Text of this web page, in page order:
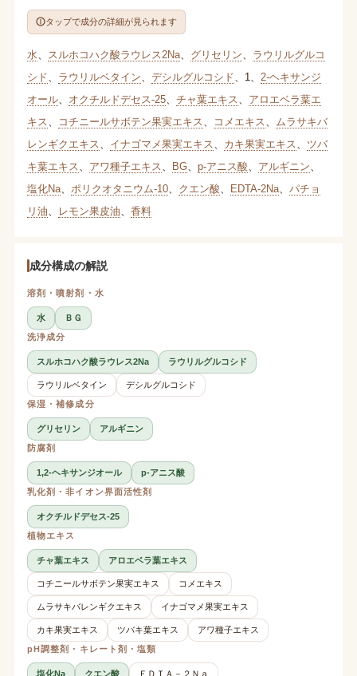
タップで成分の詳細が見られます
水 スルホコハク酸ラウレス2Na、 グリセリン
ラウリルグルコ
シド
ラウリルベタイン デシルグルコシド 1
2-ヘキサンジ
オール、 オクチルドデセス-25、 チャ葉エキス
アロエベラ葉エ
キス
コチニールサボテン果実エキス コメエキス
ムラサキバ
レンギクエキス
イナゴマメ果実エキス カキ果実エキス
ツバ
キ葉エキス
アワ種子エキス BG、 p-アニス酸 アルギニン
塩化Na、 ポリクオタニウム-10、 クエン酸 EDTA-2Na、 パチョ
リ油
レモン果皮油 香料
成分構成の解説
溶剤・噴射剤・水
水
ＢＧ
洗浄成分
スルホコハク酸ラウレス2Na ラウリルグルコシド
ラウリルベタイン
デシルグルコシド
保湿・補修成分
グリセリン
アルギニン
防腐剤
1,2-ヘキサンジオール
p-アニス酸
乳化剤・非イオン界面活性剤
オクチルドデセス-25
植物エキス
チャ葉エキス アロエベラ葉エキス
コチニールサボテン果実エキス コメエキス
ムラサキバレンギクエキス イナゴマメ果実エキス
カキ果実エキス ツバキ葉エキス
アワ種子エキス
pH調整剤・キレート剤・塩類
塩化Na クエン酸
ＥＤＴＡ－２Ｎａ